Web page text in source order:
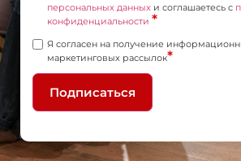
персональных данных и соглашаетесь c
конфиденциальности *
Я согласен на получение
маркетинговых рассылок*
Подписаться